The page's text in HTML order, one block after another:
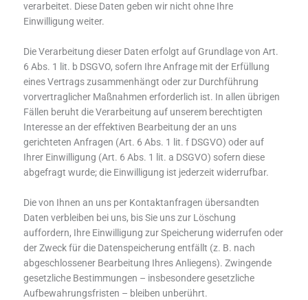
verarbeitet. Diese Daten geben wir nicht ohne Ihre
Einwilligung weiter.
Die Verarbeitung dieser Daten erfolgt auf Grundlage von Art.
6 Abs. 1 lit. b DSGVO, sofern Ihre Anfrage mit der Erfüllung
eines Vertrags zusammenhängt oder zur Durchführung
vorvertraglicher Maßnahmen erforderlich ist. In allen übrigen
Fällen beruht die Verarbeitung auf unserem berechtigten
Interesse an der effektiven Bearbeitung der an uns
gerichteten Anfragen (Art. 6 Abs. 1 lit. f DSGVO) oder auf
Ihrer Einwilligung (Art. 6 Abs. 1 lit. a DSGVO) sofern diese
abgefragt wurde; die Einwilligung ist jederzeit widerrufbar.
Die von Ihnen an uns per Kontaktanfragen übersandten
Daten verbleiben bei uns, bis Sie uns zur Löschung
auffordern, Ihre Einwilligung zur Speicherung widerrufen oder
der Zweck für die Datenspeicherung entfällt (z. B. nach
abgeschlossener Bearbeitung Ihres Anliegens). Zwingende
gesetzliche Bestimmungen – insbesondere gesetzliche
Aufbewahrungsfristen – bleiben unberührt.